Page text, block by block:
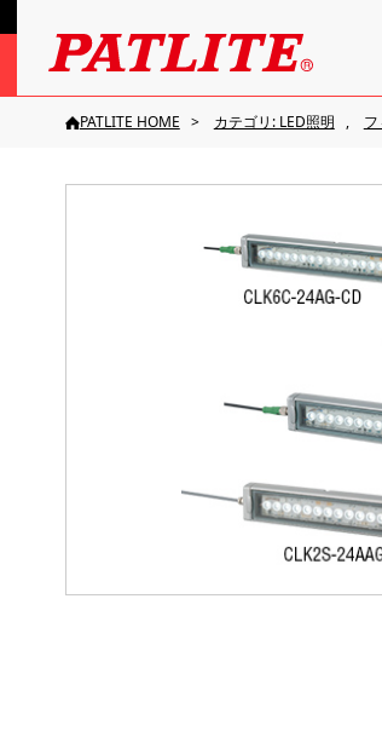
PATLITE HOME カテゴリ: LED照明